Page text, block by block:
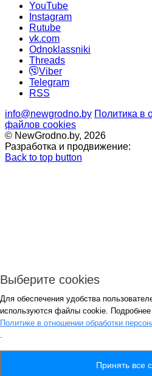
YouTube
Instagram
Rutube
vk.com
Odnoklassniki
Threads
Viber
Telegram
RSS
info@newgrodno.by Политика в
файлов cookies
© NewGrodno.by, 2026
Разработка и продвижение:
Back to top button
Авторизация
*
Запомнить
Потеряли пароль ?
Выберите cookies
Для обеспечения удобства
используются файлы cookie.
Политике в отношении обработки
.
Принять все